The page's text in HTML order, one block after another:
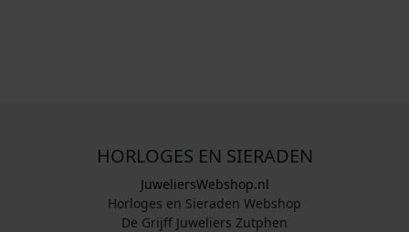
HORLOGES EN SIERADEN
JuweliersWebshop.nl
Horloges en Sieraden Webshop
De Grijff Juweliers Zutphen